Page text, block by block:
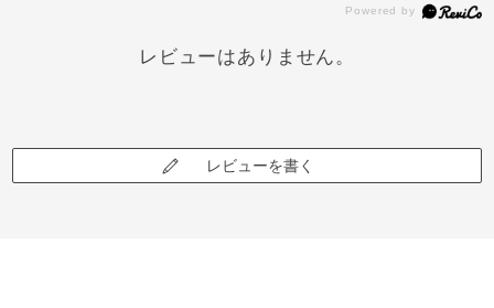
レビューはありません。
レビューを書く